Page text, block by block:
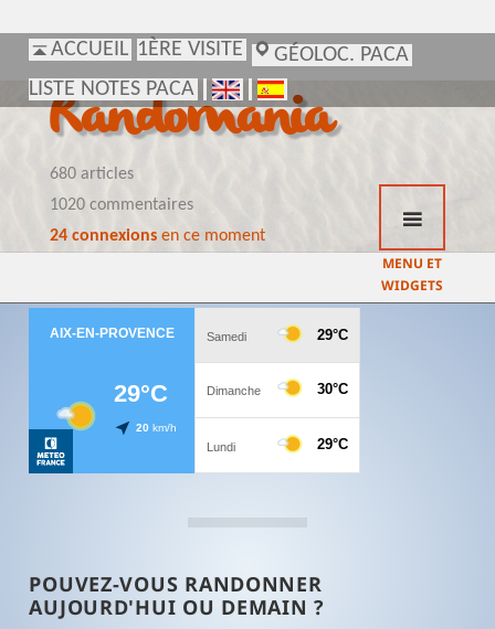
ACCUEIL 1ÈRE VISITE
GÉOLOC. PACA
LISTE NOTES PACA
Randomania
680 articles
1020 commentaires
24 connexionsen ce moment
MENU ET
WIDGETS
POUVEZ-VOUS RANDONNER
AUJOURD'HUI OU DEMAIN ?
ACCUEIL 1ÈRE VISITE
GÉOLOC. PACA
LISTE NOTES PACA